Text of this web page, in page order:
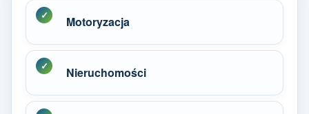
Motoryzacja
Nieruchomości